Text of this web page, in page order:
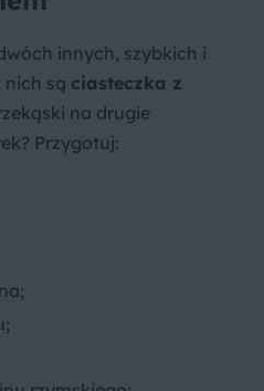
innych, szybkich i
nich są ciasteczka z
na drugie
Przygotuj: